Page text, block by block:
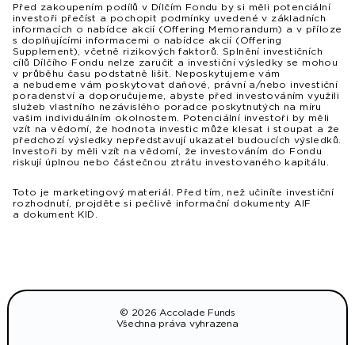
Před zakoupením podílů v Dílčím Fondu by si měli potenciální
investoři přečíst a pochopit podmínky uvedené v základních
informacích o nabídce akcií (Offering Memorandum) a v příloze
s doplňujícími informacemi o nabídce akcií (Offering
Supplement), včetně rizikových faktorů. Splnění investičních
cílů Dílčího Fondu nelze zaručit a investiční výsledky se mohou
v průběhu času podstatně lišit. Neposkytujeme vám
a nebudeme vám poskytovat daňové, právní a/nebo investiční
poradenství a doporučujeme, abyste před investováním využili
služeb vlastního nezávislého poradce poskytnutých na míru
vašim individuálním okolnostem. Potenciální investoři by měli
vzít na vědomí, že hodnota investic může klesat i stoupat a že
předchozí výsledky nepředstavují ukazatel budoucích výsledků.
Investoři by měli vzít na vědomí, že investováním do Fondu
riskují úplnou nebo částečnou ztrátu investovaného kapitálu.
Toto je marketingový materiál. Před tím, než učiníte investiční
rozhodnutí, projděte si pečlivě informační dokumenty AIF
a dokument KID.
© 2026 Accolade Funds
Všechna práva vyhrazena